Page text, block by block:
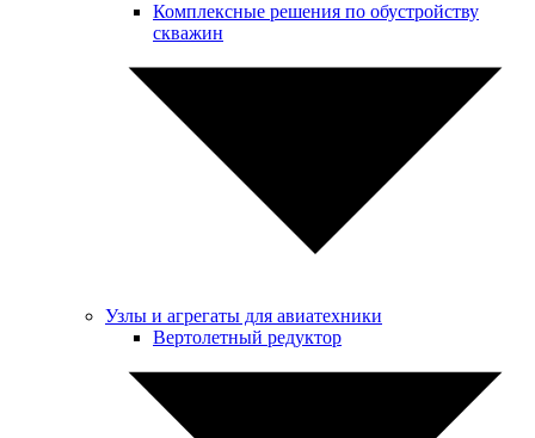
Комплексные решения по обустройству
скважин
Узлы и агрегаты для авиатехники
Вертолетный редуктор